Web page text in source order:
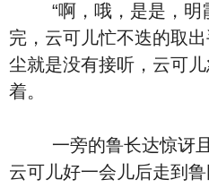
“啊，哦，是是，明
完，云可儿忙不迭的取
尘就是没有接听，云可
着。
一旁的鲁长达惊讶且
云可儿好一会儿后走到